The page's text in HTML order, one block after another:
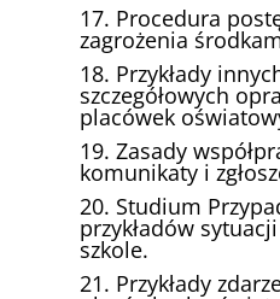
17. Procedura
zagrożenia
18. Przykłady
szczegółowych
placówek
19. Zasady
komunikaty i
20. Studium
przykładów
szkole.
21. Przykłady